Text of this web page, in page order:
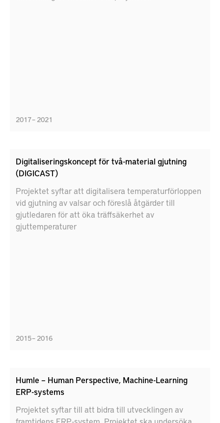
2017 – 2021
Digitaliseringskoncept för två-material gjutning
(DIGICAST)
Projektet syftar att digitalisera temperaturförloppen
vid gjutning av valsar och föreslå åtgärder till
gjutledaren för att öka träffsäkerhet av
gjuttemperaturer
2015 – 2016
Humle – Human Perspective, Machine-Learning
ERP-systems
Projektet syftar till att bidra till utvecklingen av